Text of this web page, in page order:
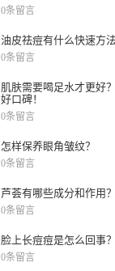
0条留言
油皮祛痘有什么快速方法
0条留言
肌肤需要喝足水才更好
好口碑！
0条留言
怎样保养眼角皱纹？
0条留言
芦荟有哪些成分和作用？
0条留言
脸上长痘痘是怎么回事？
0条留言